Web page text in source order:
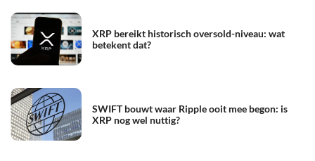
XRP bereikt historisch oversold-niveau: wat
betekent dat?
SWIFT bouwt waar Ripple ooit mee begon: is
XRP nog wel nuttig?